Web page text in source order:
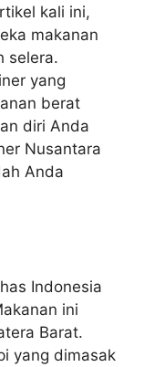
kali ini,
makanan
selera.
yang
berat
diri Anda
Nusantara
Anda
Indonesia
ini
Barat.
yang dimasak